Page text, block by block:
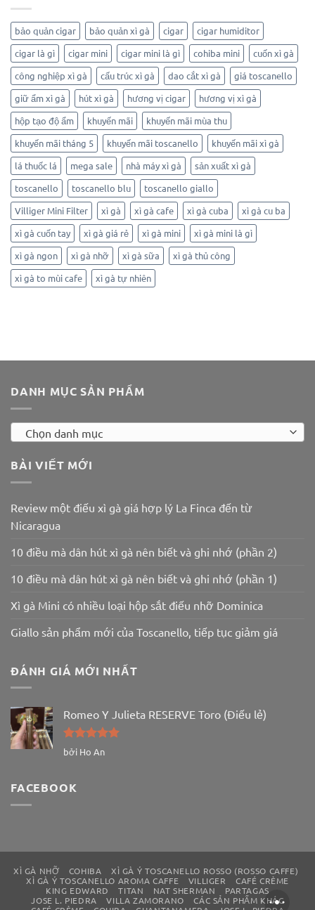
bảo quản cigar bảo quản xì gà cigar
cigar humiditor
cigar là gì
cigar mini cigar mini là gì cohiba mini
cuốn xì gà
công nghiệp xì gà
cấu trúc xì gà dao cắt xì gà
giá toscanello
giữ ẩm xì gà
hút xì gà hương vị cigar
hương vị xì gà
hộp tạo độ ẩm
khuyến mãi
khuyến mãi mùa thu
khuyến mãi tháng 5
khuyến mãi toscanello
khuyến mãi xì gà
lá thuốc lá
mega sale nhà máy xì gà
sản xuất xì gà
toscanello
toscanello blu
toscanello giallo
Villiger Mini Filter
xì gà xì gà cafe xì gà cuba
xì gà cu ba
xì gà cuốn tay
xì gà giá rẻ xì gà mini
xì gà mini là gì
xì gà ngon
xì gà nhỡ xì gà sữa
xì gà thủ công
xì gà to mùi cafe
xì gà tự nhiên
DANH MỤC SẢN PHẨM
Chọn danh mục
BÀI VIẾT MỚI
Review một điếu xì gà giá hợp lý La Finca đến từ
Nicaragua
10 điều mà dân hút xì gà nên biết và ghi nhớ (phần 2)
10 điều mà dân hút xì gà nên biết và ghi nhớ (phần 1)
Xì gà Mini có nhiều loại hộp sắt điếu nhỡ Dominica
Giallo sản phẩm mới của Toscanello, tiếp tục giảm giá
ĐÁNH GIÁ MỚI NHẤT
Romeo Y Julieta RESERVE Toro (Điếu lẻ)
Được xếp
bởi Ho An
FACEBOOK
XÌ GÀ NHỠ COHIBA
XÌ GÀ Ý TOSCANELLO ROSSO (ROSSO CAFFE)
XÌ GÀ Ý TOSCANELLO AROMA CAFFE
VILLIGER
CAFÉ CRÈME
KING EDWARD
TITAN NAT SHERMAN
PARTAGAS
JOSE L. PIEDRA
VILLA ZAMORANO
CÁC SẢN PHẨM KHÁC